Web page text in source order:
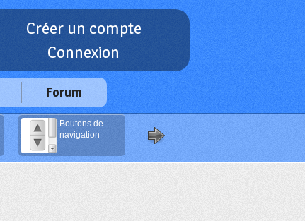
Créer un compte
Connexion
Forum
Boutons de
navigation